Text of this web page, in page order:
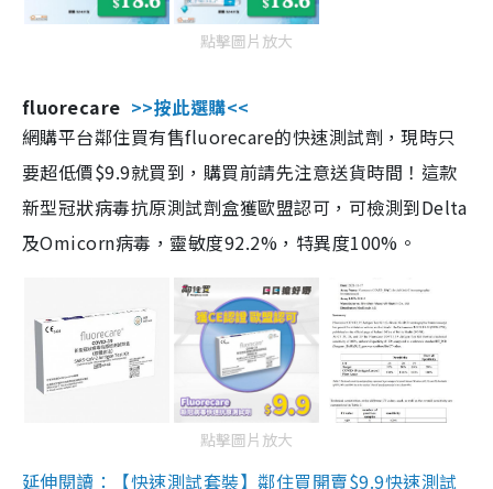
點擊圖片放大
fluorecare >>按此選購<<
網購平台鄰住買有售fluorecare的快速測試劑，現時只
要超低價$9.9就買到，購買前請先注意送貨時間！這款
新型冠狀病毒抗原測試劑盒獲歐盟認可，可檢測到Delta
及Omicorn病毒，靈敏度92.2%，特異度100%。
點擊圖片放大
延伸閱讀：【快速測試套裝】鄰住買開賣$9.9快速測試